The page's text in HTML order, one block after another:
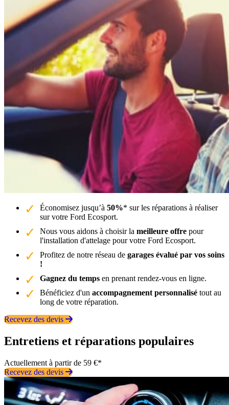
Économisez jusqu’à 50%* sur les réparations à réaliser
sur votre Ford Ecosport.
Nous vous aidons à choisir la meilleure offre pour
l'installation d'attelage pour votre Ford Ecosport.
Profitez de notre réseau de garages évalué par vos soins
!
Gagnez du temps en prenant rendez-vous en ligne.
Bénéficiez d'un accompagnement personnalisé tout au
long de votre réparation.
Recevez des devis
Entretiens et réparations populaires
Actuellement à partir de 59 €*
Recevez des devis